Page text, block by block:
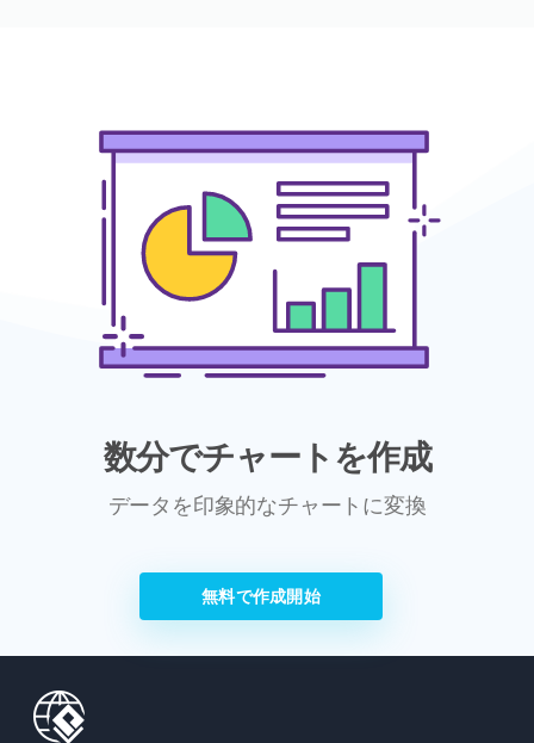
数分でチャートを作成
データを印象的なチャートに変換
無料で作成開始